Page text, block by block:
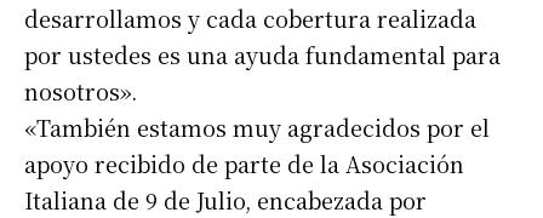
desarrollamos y cada cobertura realizada
por ustedes es una ayuda fundamental para
nosotros».
«También estamos muy agradecidos por el
apoyo recibido de parte de la Asociación
Italiana de 9 de Julio, encabezada por